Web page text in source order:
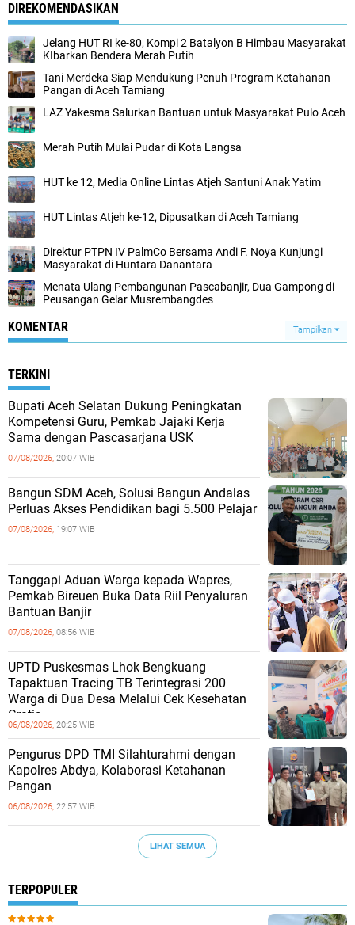
DIREKOMENDASIKAN
Jelang HUT RI ke-80, Kompi 2 Batalyon B Himbau Masyarakat
KIbarkan Bendera Merah Putih
Tani Merdeka Siap Mendukung Penuh Program Ketahanan
Pangan di Aceh Tamiang
LAZ Yakesma Salurkan Bantuan untuk Masyarakat Pulo Aceh
Merah Putih Mulai Pudar di Kota Langsa
HUT ke 12, Media Online Lintas Atjeh Santuni Anak Yatim
HUT Lintas Atjeh ke-12, Dipusatkan di Aceh Tamiang
Direktur PTPN IV PalmCo Bersama Andi F. Noya Kunjungi
Masyarakat di Huntara Danantara
Menata Ulang Pembangunan Pascabanjir, Dua Gampong di
Peusangan Gelar Musrembangdes
KOMENTAR Tampilkan
TERKINI
Bupati Aceh Selatan Dukung Peningkatan
Kompetensi Guru, Pemkab Jajaki Kerja
Sama dengan Pascasarjana USK
07/08/2026, 20:07 WIB
‎Bangun SDM Aceh, Solusi Bangun Andalas
Perluas Akses Pendidikan bagi 5.500 Pelajar ‎
07/08/2026, 19:07 WIB
Tanggapi Aduan Warga kepada Wapres,
Pemkab Bireuen Buka Data Riil Penyaluran
Bantuan Banjir
07/08/2026, 08:56 WIB
UPTD Puskesmas Lhok Bengkuang
Tapaktuan ‎Tracing TB Terintegrasi 200
Warga di Dua Desa Melalui Cek Kesehatan
Gratis
06/08/2026, 20:25 WIB
Pengurus DPD TMI Silahturahmi dengan
Kapolres Abdya, Kolaborasi Ketahanan
Pangan
06/08/2026, 22:57 WIB
LIHAT SEMUA
TERPOPULER